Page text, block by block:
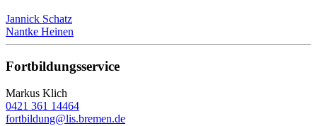
Jannick Schatz
Nantke Heinen
Fortbildungsservice
Markus Klich
0421 361 14464
fortbildung@lis.bremen.de